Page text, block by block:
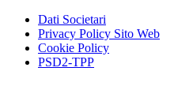
Dati Societari
Privacy Policy Sito Web
Cookie Policy
PSD2-TPP